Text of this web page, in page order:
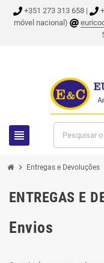
+351 273 313 658 |
móvel nacional)
view_headline
chevron_right Entregas e Devoluções
ENTREGAS E
Envios